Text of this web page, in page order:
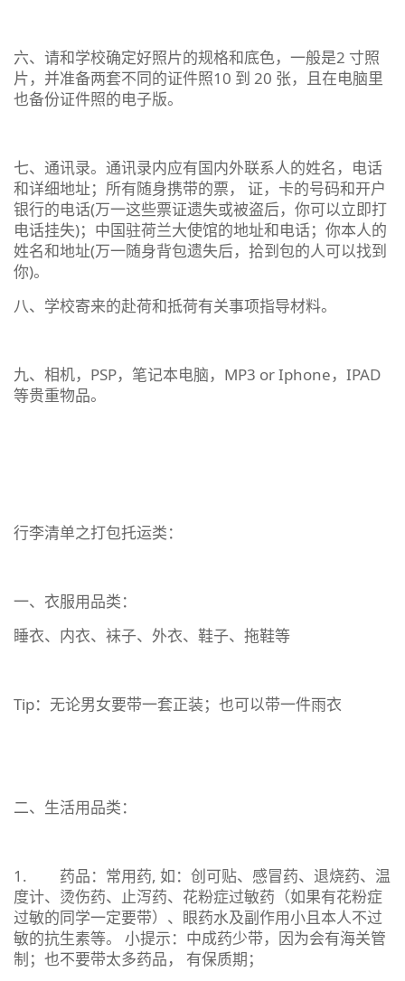
六、请和学校确定好照片的规格和底色，一般是2 寸照
片，并准备两套不同的证件照10 到 20 张，且在电脑里
也备份证件照的电子版。
七、通讯录。通讯录内应有国内外联系人的姓名，电话
和详细地址；所有随身携带的票， 证，卡的号码和开户
银行的电话(万一这些票证遗失或被盗后，你可以立即打
电话挂失)；中国驻荷兰大使馆的地址和电话；你本人的
姓名和地址(万一随身背包遗失后，拾到包的人可以找到
你)。
八、学校寄来的赴荷和抵荷有关事项指导材料。
九、相机，PSP，笔记本电脑，MP3 or Iphone，IPAD
等贵重物品。
行李清单之打包托运类：
一、衣服用品类：
睡衣、内衣、袜子、外衣、鞋子、拖鞋等
Tip：无论男女要带一套正装；也可以带一件雨衣
二、生活用品类：
1. 药品：常用药, 如：创可贴、感冒药、退烧药、温
度计、烫伤药、止泻药、花粉症过敏药（如果有花粉症
过敏的同学一定要带）、眼药水及副作用小且本人不过
敏的抗生素等。 小提示：中成药少带，因为会有海关管
制；也不要带太多药品， 有保质期；